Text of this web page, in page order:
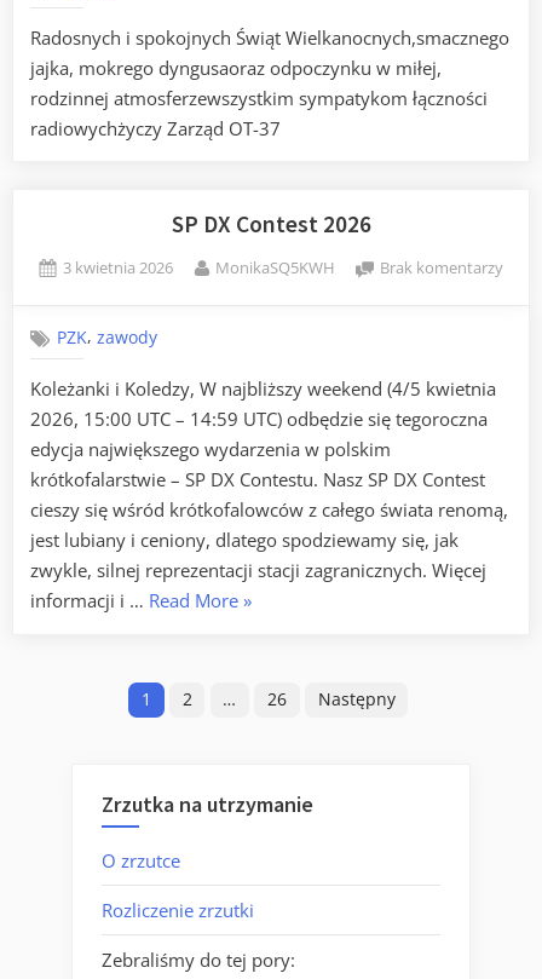
Radosnych i spokojnych Świąt Wielkanocnych,smacznego
jajka, mokrego dyngusaoraz odpoczynku w miłej,
rodzinnej atmosferzewszystkim sympatykom łączności
radiowychżyczy Zarząd OT-37
SP DX Contest 2026
Posted
3 kwietnia 2026 By
MonikaSQ5KWH Brak komentarzydo
PZK,zawody
Koleżanki i Koledzy, W najbliższy weekend (4/5 kwietnia
2026, 15:00 UTC – 14:59 UTC) odbędzie się tegoroczna
edycja największego wydarzenia w polskim
krótkofalarstwie – SP DX Contestu. Nasz SP DX Contest
cieszy się wśród krótkofalowców z całego świata renomą,
jest lubiany i ceniony, dlatego spodziewamy się, jak
zwykle, silnej reprezentacji stacji zagranicznych. Więcej
informacji i … Read More„SP
2026”
»
Nawigacja
1 2 … 26 Następny
Zrzutka na utrzymanie
O zrzutce
Rozliczenie zrzutki
Zebraliśmy do tej pory: